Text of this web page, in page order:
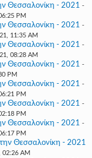
Θεσσαλονίκη - 2021 -
PM
Θεσσαλονίκη - 2021 -
11:35 AM
Θεσσαλονίκη - 2021 -
08:28 AM
Θεσσαλονίκη - 2021 -
PM
Θεσσαλονίκη - 2021 -
PM
Θεσσαλονίκη - 2021 -
PM
Θεσσαλονίκη - 2021 -
PM
Θεσσαλονίκη - 2021
AM